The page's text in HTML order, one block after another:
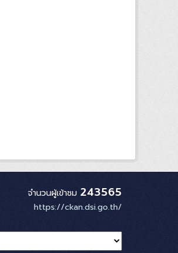
จำนวนผู้เข้าชม 243565
https://ckan.dsi.go.th/